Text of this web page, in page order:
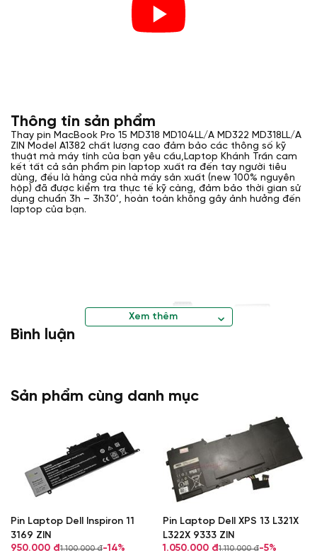
Thông tin sản phẩm
Thay pin MacBook Pro 15 MD318 MD104LL/A MD322 MD318LL/A
ZIN Model A1382 chất lượng cao đảm bảo các thông số kỹ
thuật mà máy tính của bạn yêu cầu,Laptop Khánh Trần cam
kết tất cả sản phẩm pin laptop xuất ra đến tay người tiêu
dùng, đều là hàng của nhà máy sản xuất (new 100% nguyên
hộp) đã được kiểm tra thực tế kỹ càng, đảm bảo thời gian sử
dụng chuẩn 3h – 3h30’, hoàn toàn không gây ảnh hưởng đến
laptop của bạn.
Laptop Khánh Trần Địa Chỉ Mua Bán Laptop
Cũ Uy Tín
Xem thêm
Bình luận
Sản phẩm cùng danh mục
Pin Laptop Dell Inspiron 11
3169 ZIN
950.000 đ1.100.000 đ-14%
Pin Laptop Dell XPS 13 L321X
L322X 9333 ZIN
1.050.000 đ1.110.000 đ-5%